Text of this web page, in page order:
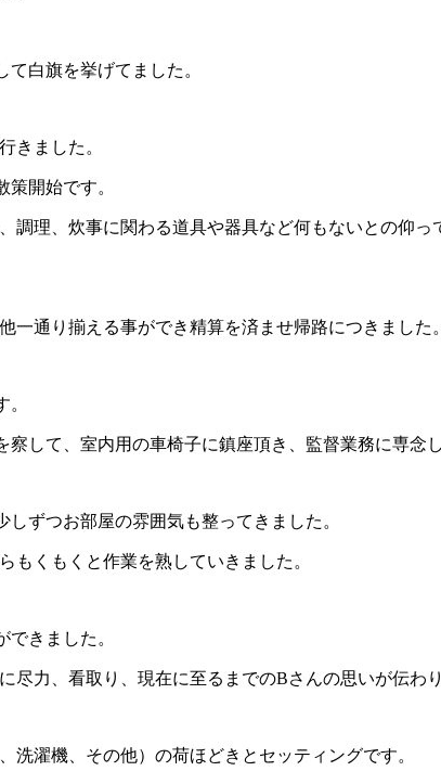
白旗を挙げてました。
きました。
開始です。
調理、炊事に関わる道具や器具など何もないとの仰
通り揃える事ができ精算を済ませ帰路につきました。
して、室内用の車椅子に鎮座頂き、監督業務に専念
ずつお部屋の雰囲気も整ってきました。
もくもくと作業を熟していきました。
きました。
力、看取り、現在に至るまでのBさんの思いが伝わ
濯機、その他）の荷ほどきとセッティングです。